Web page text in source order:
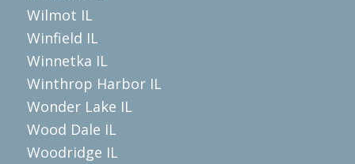
Wilmot IL
Winfield IL
Winnetka IL
Winthrop Harbor IL
Wonder Lake IL
Wood Dale IL
Woodridge IL